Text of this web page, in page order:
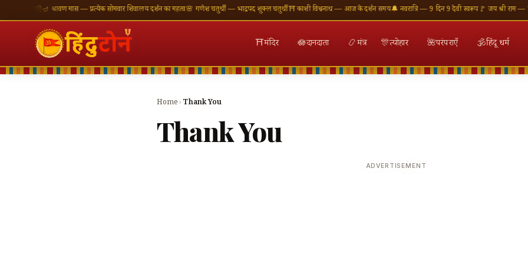
🪔 श्रावण मास — प्रत्येक सोमवार शिवालय दर्शन का महत्व🌸 गणेश चतुर्थी — भाद्रपद शुक्ल चतुर्थी⛩ काशी विश्वनाथ — आज के दर्शन समय🔔 नवरात्रि — 9 दिन 9 देवी स्वरूप🚩 जय श्री राम — राम
⛩मंदिर 🪷दानदाता 📿मंत्र 🎊त्योहार 🌺परंपराएँ 🕉हिंदू धर्म
Home › Thank You
Thank You
ADVERTISEMENT